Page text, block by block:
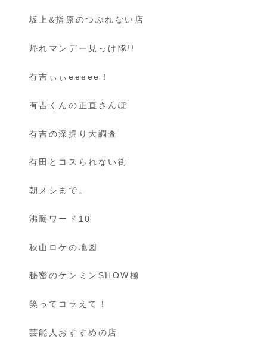
坂上&指原のつぶれない店
帰れマンデー見っけ隊!!
有吉ぃぃeeeee！
有吉くんの正直さんぽ
有吉の深掘り大調査
有田とコスられない街
朝メシまで。
沸騰ワード10
秋山ロケの地図
秘密のケンミンSHOW極
笑ってコラえて！
芸能人おすすめの店